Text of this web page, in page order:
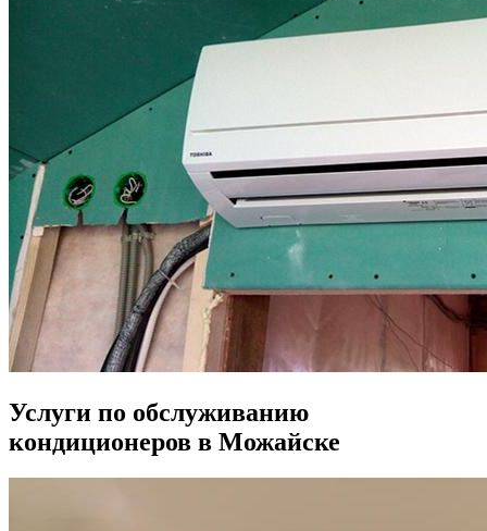
Услуги по обслуживанию
кондиционеров в Можайске